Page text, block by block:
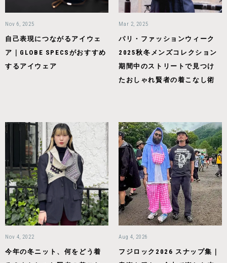
Nov 6, 2025
自己表現につながるアイウェ
ア｜GLOBE SPECSがおすすめ
するアイウェア
Mar 2, 2025
パリ・ファッションウィーク
2025秋冬メンズコレクション
期間中のストリートで見つけ
たおしゃれ賢者の着こなし術
Nov 4, 2022
今年の冬ニット、何をどう着
Aug 4, 2026
フジロック2026 スナップ集｜